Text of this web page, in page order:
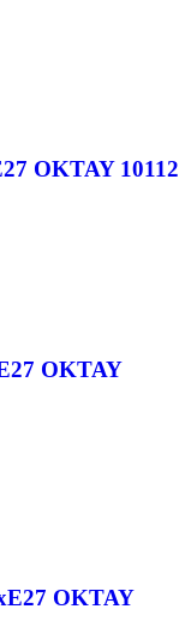
OKTAY 10112
OKTAY
OKTAY